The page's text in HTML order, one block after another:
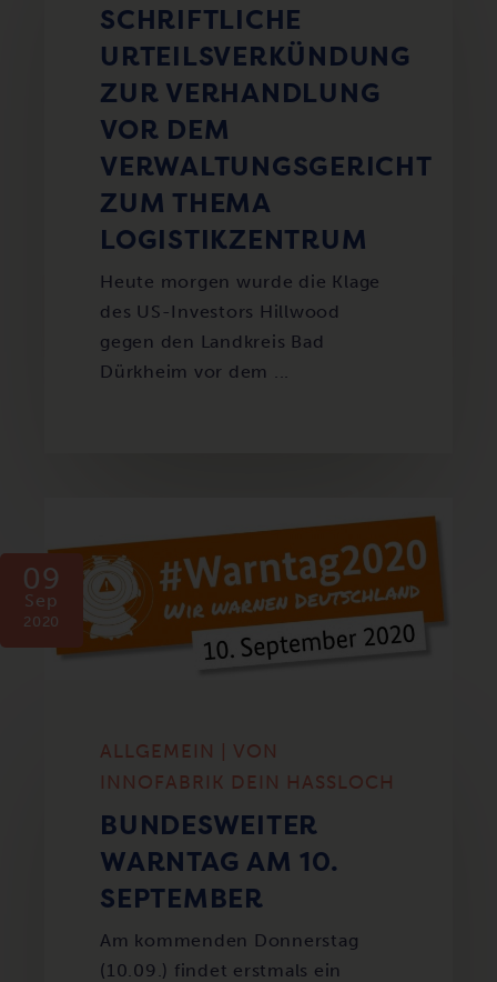
SCHRIFTLICHE
URTEILSVERKÜNDUNG
ZUR VERHANDLUNG
VOR DEM
VERWALTUNGSGERICHT
ZUM THEMA
LOGISTIKZENTRUM
Heute morgen wurde die Klage
des US-Investors Hillwood
gegen den Landkreis Bad
Dürkheim vor dem ...
09
Sep
2020
ALLGEMEIN | VON
INNOFABRIK DEIN HASSLOCH
BUNDESWEITER
WARNTAG AM 10.
SEPTEMBER
Am kommenden Donnerstag
(10.09.) findet erstmals ein